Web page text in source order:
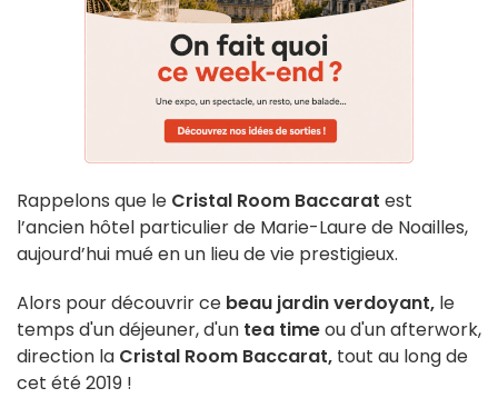
Rappelons que le Cristal Room Baccarat est
l’ancien hôtel particulier de Marie-Laure de Noailles,
aujourd’hui mué en un lieu de vie prestigieux.
Alors pour découvrir ce beau jardin verdoyant, le
temps d'un déjeuner, d'un tea timeou d'un afterwork,
direction la Cristal Room Baccarat, tout au long de
cet été 2019 !